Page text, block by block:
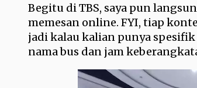
Begitu di TBS, saya pun
memesan online. FYI, tiap
jadi kalau kalian punya
nama bus dan jam